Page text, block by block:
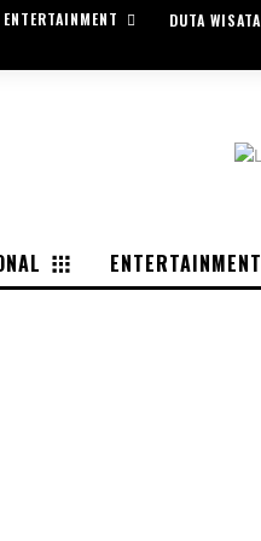
ENTERTAINMENT
DUTA WISATA
ENTERTAINMENT